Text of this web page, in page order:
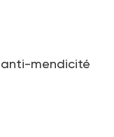
anti-mendicité